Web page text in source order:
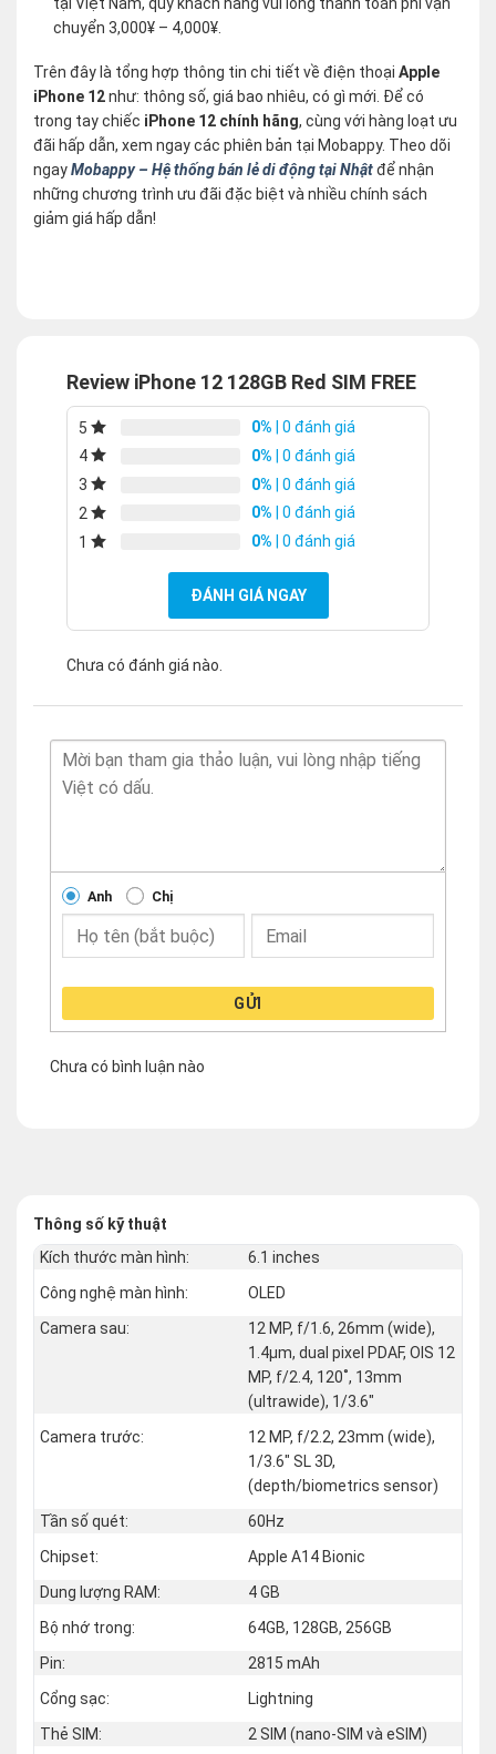
chuyển 3,000¥ – 4,000¥.
Trên đây là tổng hợp thông tin chi tiết về điện thoại Apple
iPhone 12như: thông số, giá bao nhiêu, có gì mới. Để có
trong tay chiếc iPhone 12 chính hãng, cùng với hàng loạt ưu
đãi hấp dẫn, xem ngay các phiên bản tại Mobappy. Theo dõi
ngayMobappy – Hệ thống bán lẻ di động tại Nhậtđể nhận
những chương trình ưu đãi đặc biệt và nhiều chính sách
giảm giá hấp dẫn!
Review iPhone 12 128GB Red SIM FREE
5 0% | 0 đánh giá
4
0% | 0 đánh giá
3
0% | 0 đánh giá
2
0% | 0 đánh giá
1
0% | 0 đánh giá
ĐÁNH GIÁ NGAY
Chưa có đánh giá nào.
Anh Chị
GỬI
Chưa có bình luận nào
Thông số kỹ thuật
Kích thước màn hình:
6.1 inches
Công nghệ màn hình:
OLED
Camera sau:
12 MP, f/1.6, 26mm (wide),
1.4µm, dual pixel PDAF, OIS 12
MP, f/2.4, 120˚, 13mm
(ultrawide), 1/3.6"
Camera trước:
12 MP, f/2.2, 23mm (wide),
1/3.6" SL 3D,
(depth/biometrics sensor)
Tần số quét:
60Hz
Chipset:
Apple A14 Bionic
Dung lượng RAM:
4 GB
Bộ nhớ trong:
64GB, 128GB, 256GB
Pin:
2815 mAh
Cổng sạc:
Lightning
Thẻ SIM:
2 SIM (nano‑SIM và eSIM)